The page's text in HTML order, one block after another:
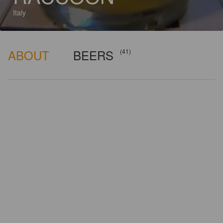
Italy
ABOUT BEERS (41)